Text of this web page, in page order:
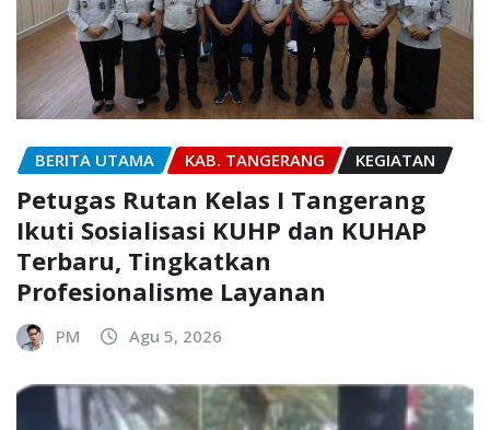
BERITA UTAMA KAB. TANGERANG KEGIATAN
Petugas Rutan Kelas I Tangerang
Ikuti Sosialisasi KUHP dan KUHAP
Terbaru, Tingkatkan
Profesionalisme Layanan
PM Agu 5, 2026